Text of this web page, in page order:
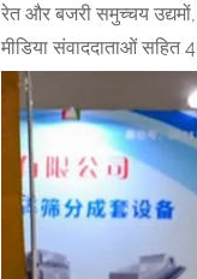
रेत और बजरी समुच्चय उद्यमों,
मीडिया संवाददाताओं सहित